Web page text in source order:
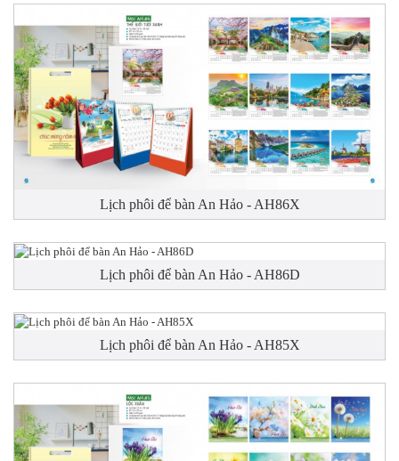
Lịch phôi để bàn An Hảo - AH86X
Lịch phôi để bàn An Hảo - AH86D
Lịch phôi để bàn An Hảo - AH85X